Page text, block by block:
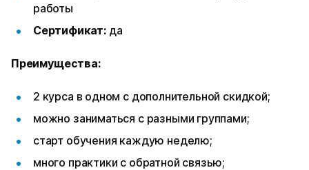
работы
Сертификат: да
Преимущества:
2 курса в одном с дополнительной скидкой;
можно заниматься с разными группами;
старт обучения каждую неделю;
много практики с обратной связью;